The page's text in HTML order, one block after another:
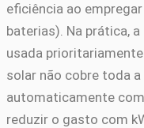
eficiência ao
baterias). Na prática,
usada
solar não cobre toda
automaticamente
reduzir o gasto com